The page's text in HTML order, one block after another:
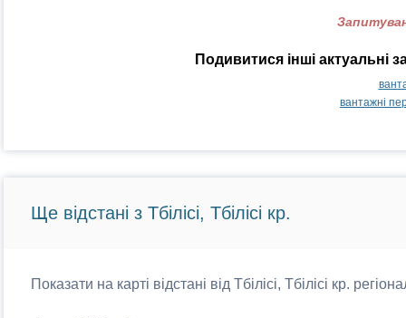
Подивитися інші актуальні
вантажні
Ще відстані з Тбілісі, Тбілісі кр.
Показати на карті відстані від Тбілісі, Тбілісі кр.